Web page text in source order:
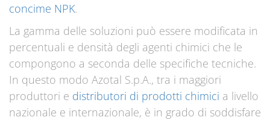
concime NPK.
La gamma delle soluzioni può essere modificata in
percentuali e densità degli agenti chimici che le
compongono a seconda delle specifiche tecniche.
In questo modo Azotal S.p.A., tra i maggiori
produttori e distributori di prodotti chimici a livello
nazionale e internazionale, è in grado di soddisfare